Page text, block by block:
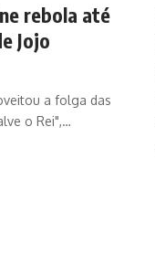
rebola até
Jojo
a folga das
o Rei",…